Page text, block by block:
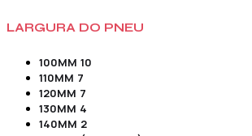
LARGURA DO PNEU
100MM 10
110MM 7
120MM 7
130MM 4
140MM 2